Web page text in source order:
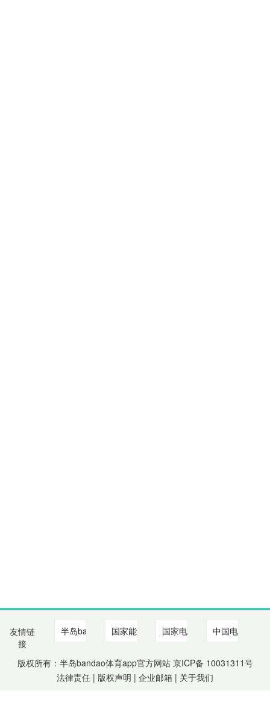
友情链
接
版权所有：半岛bandao体育app官方网站 京ICP备 10031311号
法律责任 | 版权声明 | 企业邮箱 | 关于我们